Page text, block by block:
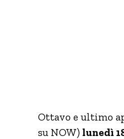
Ottavo e ultimo
su NOW) lunedì